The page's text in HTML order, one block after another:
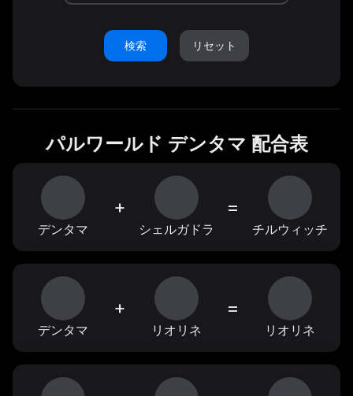
検索 リセット
パルワールド デンタマ 配合表
デンタマ
+
シェルガドラ
=
チルウィッチ
デンタマ
+
リオリネ
=
リオリネ